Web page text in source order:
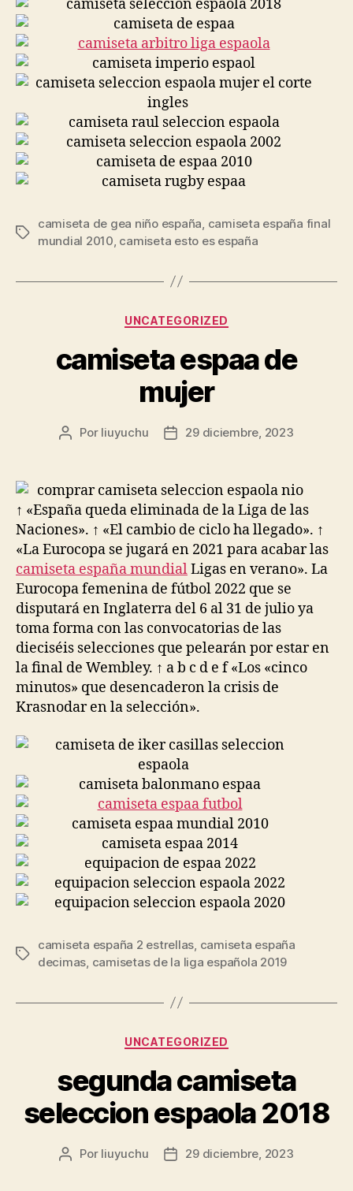
Etiquetas
camiseta de gea niño españa, camiseta españa final
mundial 2010, camiseta esto es españa
Categorías
UNCATEGORIZED
camiseta espaa de
mujer
Autor
entrada
Por liuyuchu
Fecha
entrada
29 diciembre, 2023
↑ «España queda eliminada de la Liga de las
Naciones». ↑ «El cambio de ciclo ha llegado». ↑
«La Eurocopa se jugará en 2021 para acabar las
camiseta españa mundialLigas en verano». La
Eurocopa femenina de fútbol 2022 que se
disputará en Inglaterra del 6 al 31 de julio ya
toma forma con las convocatorias de las
dieciséis selecciones que pelearán por estar en
la final de Wembley. ↑ a b c d e f «Los «cinco
minutos» que desencaderon la crisis de
Krasnodar en la selección».
Etiquetas
camiseta españa 2 estrellas, camiseta españa
decimas, camisetas de la liga española 2019
Categorías
UNCATEGORIZED
segunda camiseta
seleccion espaola 2018
Autor
Por liuyuchu
Fecha29 diciembre, 2023